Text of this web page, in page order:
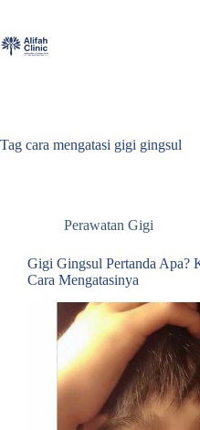
content
Tag cara mengatasi gigi gingsul
Perawatan Gigi
Gigi Gingsul Pertanda Apa?
Cara Mengatasinya